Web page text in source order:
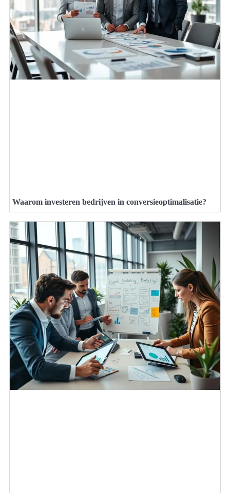
Waarom investeren bedrijven in conversieoptimalisatie?